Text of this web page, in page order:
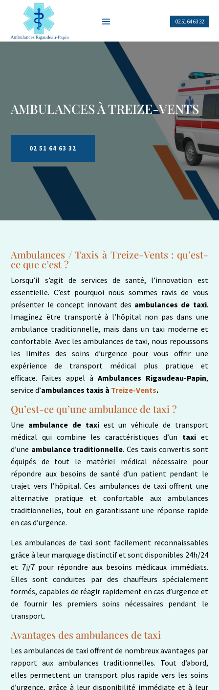
02 51 64 63 32
AMBULANCES ÀTREIZE-VENTS
02 51 64 63 32
Ambulances / Taxis à Treize-Vents : qu’est-
ce que c’est ?
Lorsqu’il s’agit de services de santé, l’innovation est
essentielle. C’est pourquoi nous sommes ravis de vous
présenter le concept innovant des ambulances de taxi.
Imaginez être transporté à l’hôpital non pas dans une
ambulance traditionnelle, mais dans un taxi moderne et
confortable. Avec les ambulances de taxi, nous repoussons
les limites des soins d’urgence pour vous offrir une
expérience de transport médical plus pratique et
efficace. Faites appel à Ambulances Rigaudeau-Papin,
service d’ambulances taxis à Treize-Vents.
Qu’est-ce qu’une ambulance de taxi ?
Une ambulance de taxi est un véhicule de transport
médical qui combine les caractéristiques d’un taxi et
d’une ambulance traditionnelle. Ces taxis convertis sont
équipés de tout le matériel médical nécessaire pour
répondre aux besoins de santé d’un patient pendant le
trajet vers l’hôpital. Ces ambulances de taxi offrent une
alternative pratique et confortable aux ambulances
traditionnelles, tout en garantissant une réponse rapide
en cas d’urgence.
Les ambulances de taxi sont facilement reconnaissables
grâce à leur marquage distinctif et sont disponibles 24h/24
et 7j/7 pour répondre aux besoins médicaux immédiats.
Elles sont conduites par des chauffeurs spécialement
formés, capables de réagir rapidement en cas d’urgence et
de fournir les premiers soins nécessaires pendant le
transport.
Avantages des ambulances de taxi
Les ambulances de taxi offrent de nombreux avantages par
rapport aux ambulances traditionnelles. Tout d’abord,
elles permettent un transport plus rapide vers les soins
d’urgence, grâce à leur disponibilité immédiate et à leur